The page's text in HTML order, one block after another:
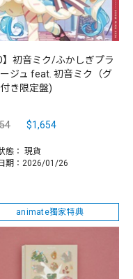
】初音ミク/ふかしぎプラ
ジュ feat. 初音ミク（グ
き限定盤)
$1,654
態： 現貨
期：2026/01/26
animate獨家特典